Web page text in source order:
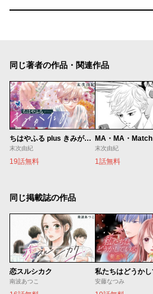
同じ著者の作品・関連作品
ちはやふる plus きみがため
末次由紀
19話無料
MA・MA・Match
末次由紀
1話無料
同じ掲載誌の作品
恋スルシカク
南波あつこ 安藤なつみ